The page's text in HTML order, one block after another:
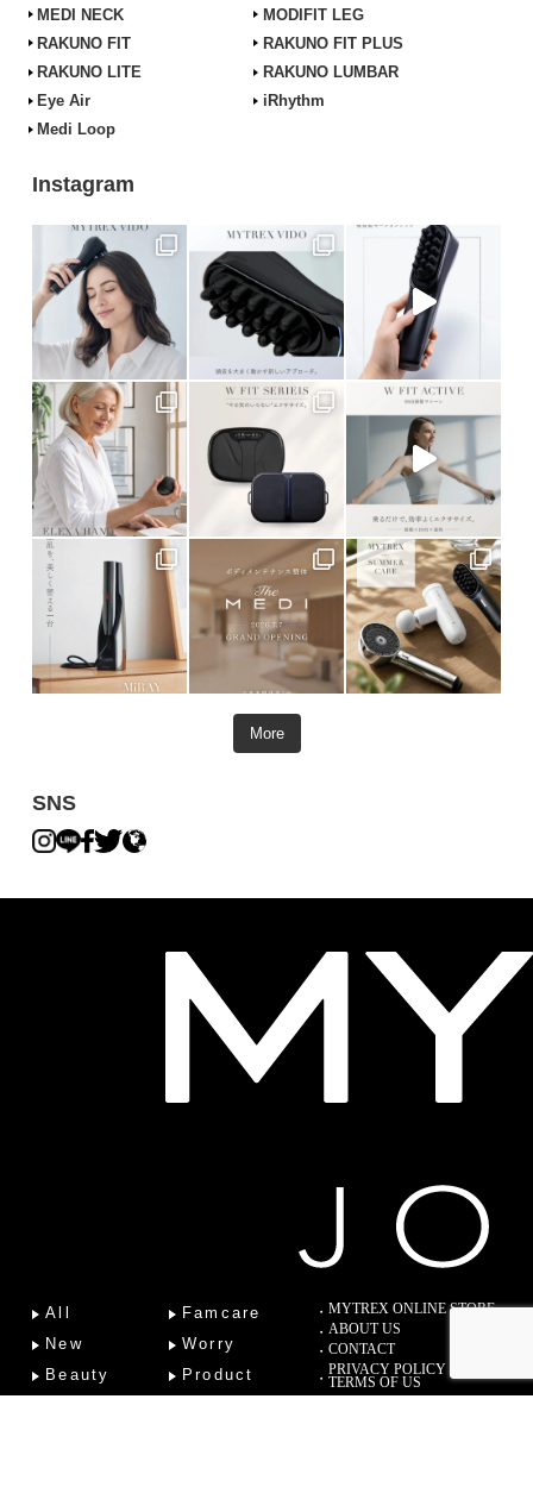
MEDI NECK
MODIFIT LEG
RAKUNO FIT
RAKUNO FIT PLUS
RAKUNO LITE
RAKUNO LUMBAR
Eye Air
iRhythm
Medi Loop
Instagram
More
SNS
All
New
Beauty
Famcare
Worry
Product
MYTREX ONLINE STORE
ABOUT US
CONTACT
PRIVACY POLICY
TERMS OF US